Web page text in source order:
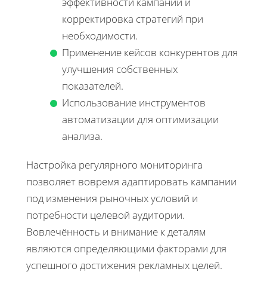
корректировка стратегий при
необходимости.
Применение кейсов конкурентов для
улучшения собственных
показателей.
Использование инструментов
автоматизации для оптимизации
анализа.
Настройка регулярного мониторинга
позволяет вовремя адаптировать кампании
под изменения рыночных условий и
потребности целевой аудитории.
Вовлечённость и внимание к деталям
являются определяющими факторами для
успешного достижения рекламных целей.